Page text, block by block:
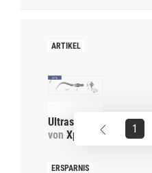
Ultraschallspitze
von Xpedent 1